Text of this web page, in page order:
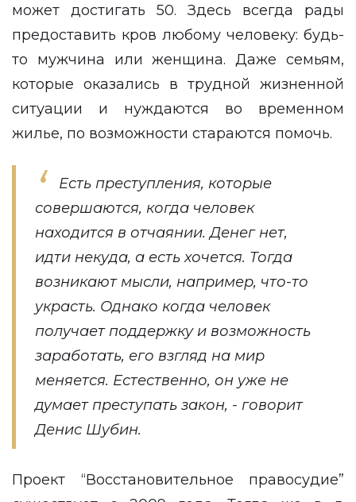
может достигать 50. Здесь всегда рады
предоставить кров любому человеку: будь-
то мужчина или женщина. Даже семьям,
которые оказались в трудной жизненной
ситуации и нуждаются во временном
жилье, по возможности стараются помочь.
Есть преступления, которые
совершаются, когда человек
находится в отчаянии. Денег нет,
идти некуда, а есть хочется. Тогда
возникают мысли, например, что-то
украсть. Однако когда человек
получает поддержку и возможность
заработать, его взгляд на мир
меняется. Естественно, он уже не
думает преступать закон, - говорит
Денис Шубин.
Проект “Восстановительное правосудие”